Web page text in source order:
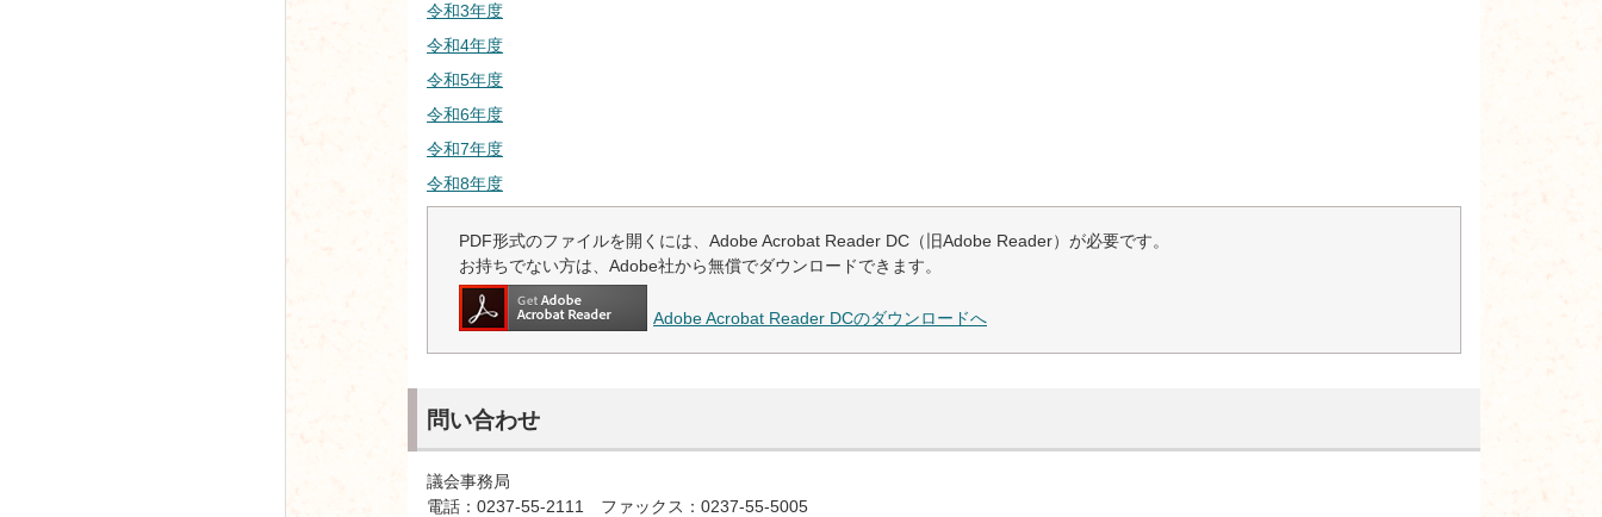
令和3年度
令和4年度
令和5年度
令和6年度
令和7年度
令和8年度
PDF形式のファイルを開くには、Adobe Acrobat Reader DC（旧Adobe Reader）が必要です。
お持ちでない方は、Adobe社から無償でダウンロードできます。
Adobe Acrobat Reader DCのダウンロードへ
問い合わせ
議会事務局
電話：0237-55-2111 ファックス：0237-55-5005